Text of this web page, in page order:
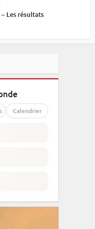
Les résultats
Calendrier